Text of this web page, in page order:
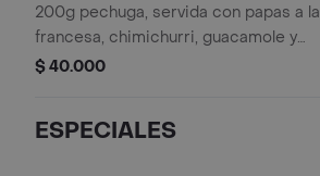
200g pechuga, servida con papas a la
francesa, chimichurri, guacamole y
salsa de la casa.
$ 40.000
ESPECIALES